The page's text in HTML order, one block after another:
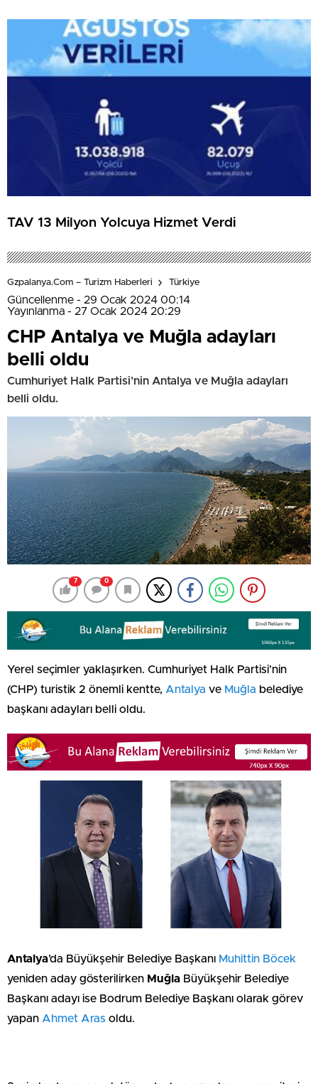
TAV 13 Milyon Yolcuya Hizmet Verdi
Gzpalanya.com – Turizm Haberleri Türkiye
Güncellenme - 29 Ocak 2024 00:14
Yayınlanma - 27 Ocak 2024 20:29
CHP Antalya ve Muğla adayları
belli oldu
Cumhuriyet Halk Partisi’nin Antalya ve Muğla adayları
belli oldu.
7 0
Yerel seçimler yaklaşırken. Cumhuriyet Halk Partisi’nin
(CHP) turistik 2 önemli kentte, Antalya ve Muğla belediye
başkanı adayları belli oldu.
Antalya’da Büyükşehir Belediye Başkanı Muhittin Böcek
yeniden aday gösterilirken Muğla Büyükşehir Belediye
Başkanı adayı ise Bodrum Belediye Başkanı olarak görev
yapan Ahmet Aras oldu.